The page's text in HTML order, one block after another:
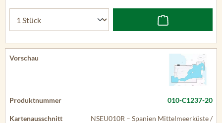
010-C1237-20
NSEU010R – Spanien Mittelmeerküste /